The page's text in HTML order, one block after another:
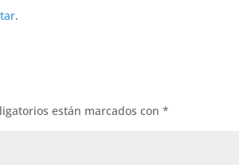
.
están marcados con*